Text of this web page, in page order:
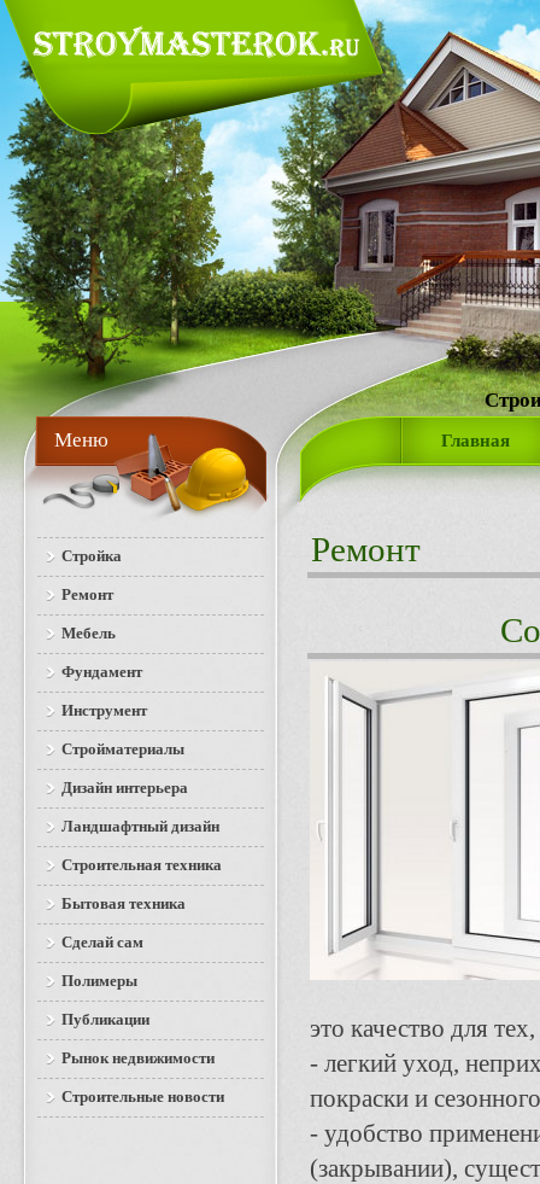
Главная
Ремонт
это качество для
- легкий уход,
покраски и
- удобство
(закрывании),
Меню
Стройка
Ремонт
Мебель
Фундамент
Инструмент
Стройматериалы
Дизайн интерьера
Ландшафтный дизайн
Строительная техника
Бытовая техника
Сделай сам
Полимеры
Публикации
Рынок недвижимости
Строительные новости